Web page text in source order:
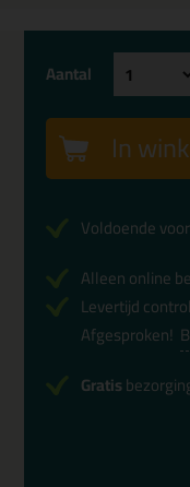
Aantal
In
Voldoende
Alleen online
Levertijd
Afgesproken!
Gratis